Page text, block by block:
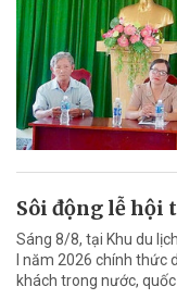
Sôi động lễ hội
Sáng 8/8, tại Khu du
I năm 2026 chính thức
khách trong nước,